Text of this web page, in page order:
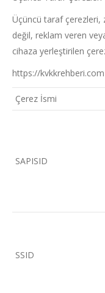
Üçüncü taraf çerezleri,
değil, reklam veren
cihaza yerleştirilen
https://kvkkrehberi.com
Çerez İsmi
SAPISID
SSID